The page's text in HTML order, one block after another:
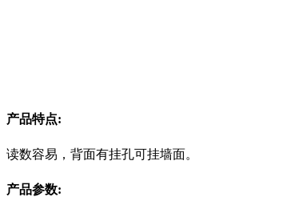
产品特点:
读数容易，背面有挂孔可挂墙面。
产品参数: